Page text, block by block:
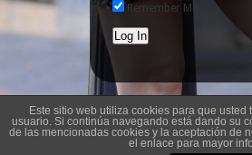
Remember Me
Este sitio web utiliza cookies para que
usuario. Si continúa navegando está dando su
de las mencionadas cookies y la aceptación de
el enlace para mayor